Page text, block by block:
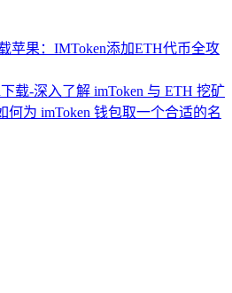
苹果：IMToken添加ETH代币全攻
载-深入了解 imToken 与 ETH 挖矿
何为 imToken 钱包取一个合适的名